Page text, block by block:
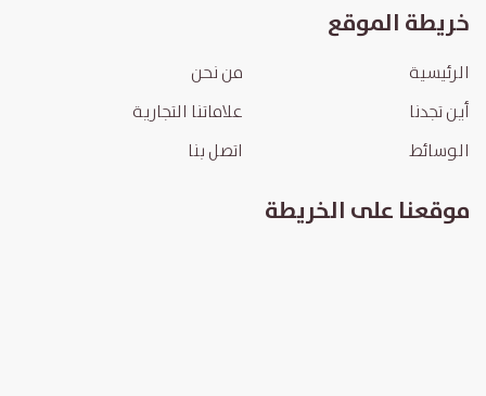
خريطة الموقع
الرئيسية
من نحن
أين تجدنا
علاماتنا التجارية
الوسائط
اتصل بنا
موقعنا على الخريطة